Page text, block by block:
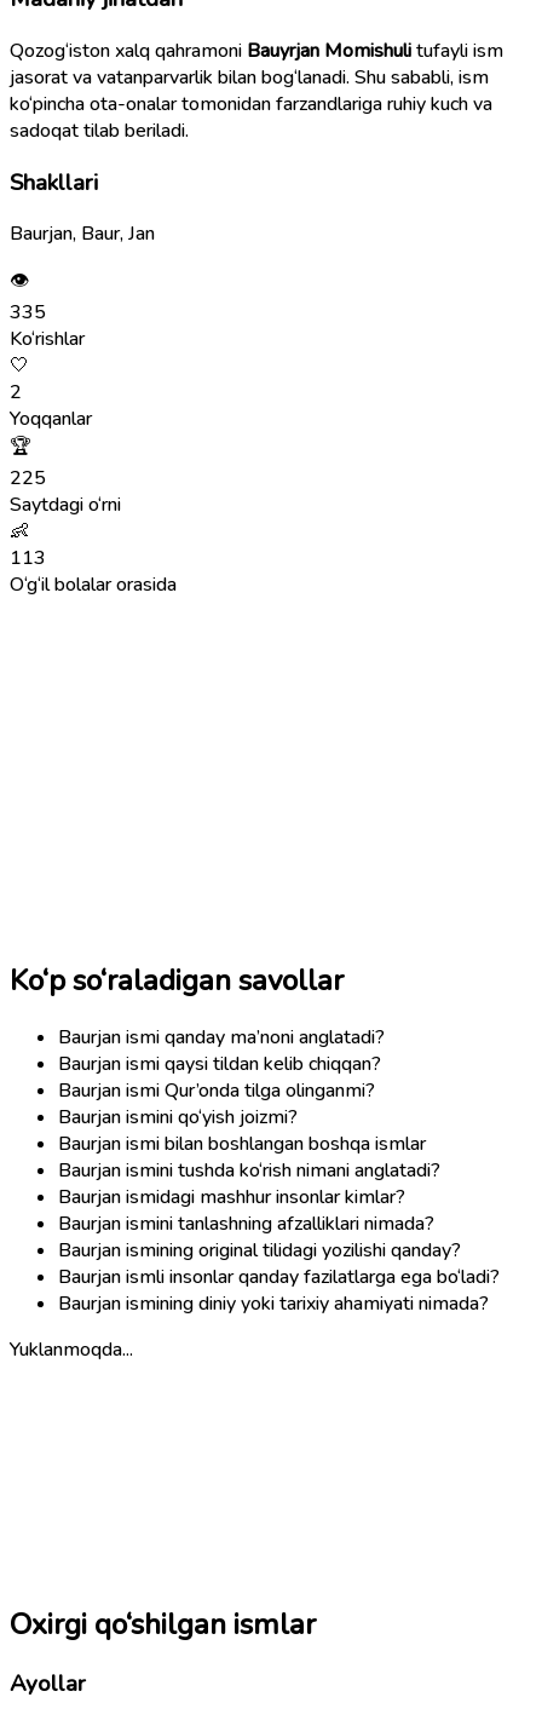
Qozog‘iston xalq qahramoni Bauyrjan Momishulitufayli ism
jasorat va vatanparvarlik bilan bog‘lanadi. Shu sababli, ism
ko‘pincha ota-onalar tomonidan farzandlariga ruhiy kuch va
sadoqat tilab beriladi.
Shakllari
Baurjan, Baur, Jan
👁
335
Ko‘rishlar
🤍
2
Yoqqanlar
🏆
225
Saytdagi o‘rni
👶
113
O‘g‘il bolalar orasida
Ko‘p so‘raladigan savollar
Baurjan ismi qanday ma’noni anglatadi?
Baurjan ismi qaysi tildan kelib chiqqan?
Baurjan ismi Qur’onda tilga olinganmi?
Baurjan ismini qo‘yish joizmi?
Baurjan ismi bilan boshlangan boshqa ismlar
Baurjan ismini tushda ko‘rish nimani anglatadi?
Baurjan ismidagi mashhur insonlar kimlar?
Baurjan ismini tanlashning afzalliklari nimada?
Baurjan ismining original tilidagi yozilishi qanday?
Baurjan ismli insonlar qanday fazilatlarga ega bo‘ladi?
Baurjan ismining diniy yoki tarixiy ahamiyati nimada?
Yuklanmoqda...
Oxirgi qo‘shilgan ismlar
Ayollar